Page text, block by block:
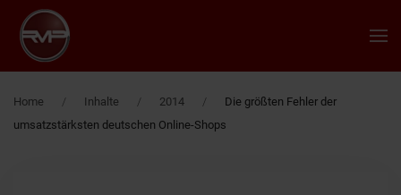
Zum Hauptinhalt springen
Home Inhalte 2014
Die größten Fehler der
umsatzstärksten deutschen Online-Shops